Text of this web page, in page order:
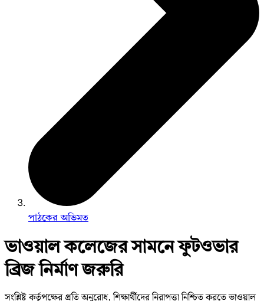
পাঠকের অভিমত
ভাওয়াল কলেজের সামনে ফুটওভার
ব্রিজ নির্মাণ জরুরি
সংশ্লিষ্ট কর্তৃপক্ষের প্রতি অনুরোধ, শিক্ষার্থীদের নিরাপত্তা নিশ্চিত করতে ভাওয়াল